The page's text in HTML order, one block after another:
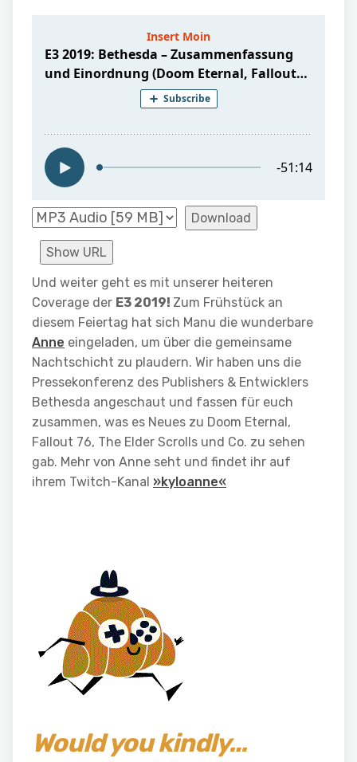
Download
Show URL
Und weiter geht es mit unserer heiteren
Coverage der E3 2019! Zum Frühstück an
diesem Feiertag hat sich Manu die wunderbare
Anne eingeladen, um über die gemeinsame
Nachtschicht zu plaudern. Wir haben uns die
Pressekonferenz des Publishers & Entwicklers
Bethesda angeschaut und fassen für euch
zusammen, was es Neues zu Doom Eternal,
Fallout 76, The Elder Scrolls und Co. zu sehen
gab. Mehr von Anne seht und findet ihr auf
ihrem Twitch-Kanal »kyloanne«
Would you kindly…